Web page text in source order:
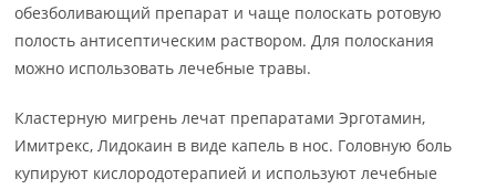
обезболивающий препарат и чаще полоскать ротовую
полость антисептическим раствором. Для полоскания
можно использовать лечебные травы.
Кластерную мигрень лечат препаратами Эрготамин,
Имитрекс, Лидокаин в виде капель в нос. Головную боль
купируют кислородотерапией и используют лечебные